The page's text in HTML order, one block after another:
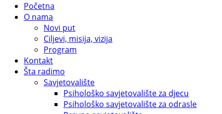
Početna
O nama
Novi put
Ciljevi, misija, vizija
Program
Kontakt
Šta radimo
Savjetovalište
Psihološko savjetovalište za djecu
Psihološko savjetovalište za odrasle